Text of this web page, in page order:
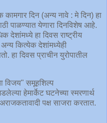
कामगार दिन (अन्य नावे : मे दिन) हा
पाळण्यात येणारा दिनविशेष आहे.
देशांमध्ये हा दिवस राष्ट्रीय
कित्येक देशांमध्येही
हा दिवस प्राचीन युरोपातील
विजय" समूहशिल्प
हेमार्केट घटनेच्या स्मरणार्थ
पक्ष साजरा करतात.